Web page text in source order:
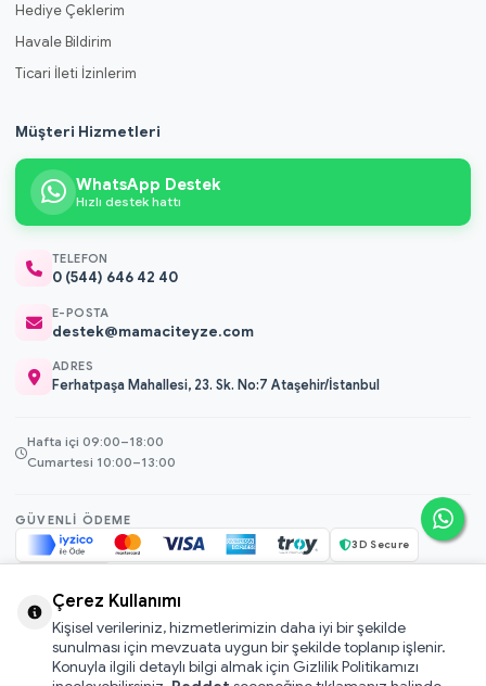
Hediye Çeklerim
Havale Bildirim
Ticari İleti İzinlerim
Müşteri Hizmetleri
WhatsApp Destek
Hızlı destek hattı
TELEFON
0 (544) 646 42 40
E-POSTA
destek@mamaciteyze.com
ADRES
Ferhatpaşa Mahallesi, 23. Sk. No:7 Ataşehir/İstanbul
Hafta içi 09:00–18:00
Cumartesi 10:00–13:00
GÜVENLI ÖDEME
3D Secure
© 2026 Mamacı Teyze · Nurşen ve ekibi ile birlikte ile hazırlandı.
Mesafeli Satış Sözleşmesi
Çerez Kullanımı
Kişisel verileriniz, hizmetlerimizin daha iyi bir şekilde
sunulması için mevzuata uygun bir şekilde toplanıp işlenir.
Konuyla ilgili detaylı bilgi almak için Gizlilik Politikamızı